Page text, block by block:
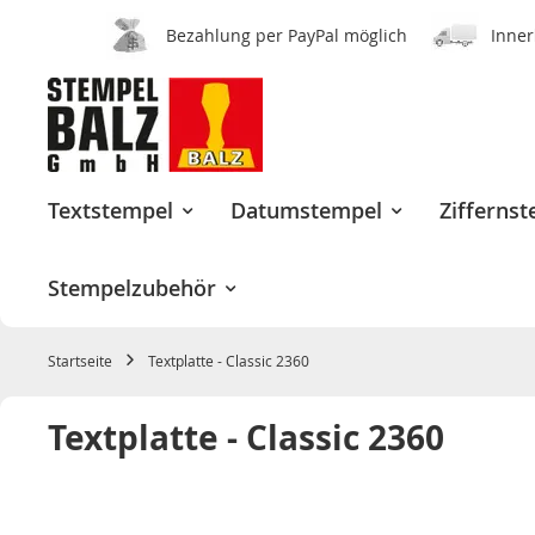
Bezahlung per PayPal möglich
springen
Textstempel Datumstempel
Stempelzubehör
Startseite Textplatte - Classic 2360
Textplatte - Classic 2360